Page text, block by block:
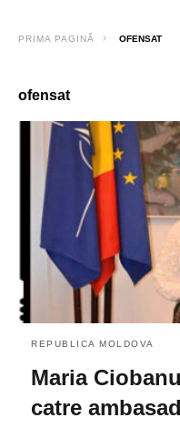
PRIMA PAGINĂ OFENSAT
ofensat
REPUBLICA MOLDOVA
Maria
catre